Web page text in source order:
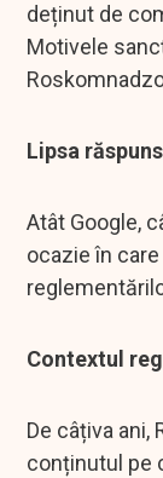
deținut de
Motivele
Lipsa
Atât Google,
ocazie în
Contextul
De câțiva
conținutul pe